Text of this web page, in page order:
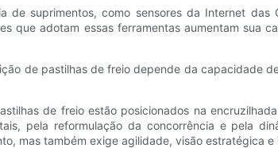
de suprimentos, como sensores da Internet
que adotam essas ferramentas aumentam
de pastilhas de freio depende da capacidade
de freio estão posicionados na
pela reformulação da concorrência e pela
mas também exige agilidade, visão estratégica